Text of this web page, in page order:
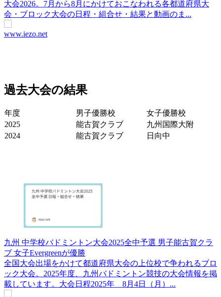
大会2026。7月から8月にかけておこなわれる各都道府県大
会・ブロック大会の日程・組合せ・結果と動画のま...
www.iezo.net
過去大会の結果
年度 男子優勝校
女子優勝校
2025
能古賀クラブ
九州国際大附
2024
能古賀クラブ 日向中
九州 中学校バドミントン大会2025全中予選 男子能古賀クラ
ブ 女子Evergreenが優勝
全国大会出場をかけて都道府県大会の上位校で争われるブロ
ック大会。2025年度、九州バドミントン競技の大会情報を掲
載しています。大会日程2025年 8月4日（月）...